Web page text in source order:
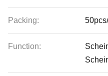
Packing:
Function: